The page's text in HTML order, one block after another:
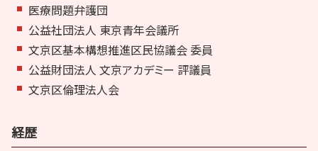
医療問題弁護団
公益社団法人 東京青年会議所
文京区基本構想推進区民協議会 委員
公益財団法人 文京アカデミー 評議員
文京区倫理法人会
経歴